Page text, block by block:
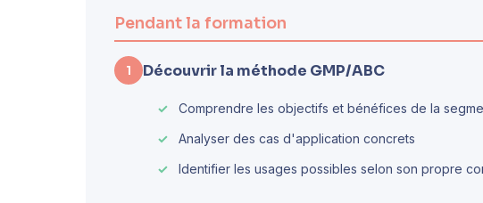
Pendant la formation
1 Découvrir la méthode GMP/ABC
Comprendre les objectifs et bénéfices de la
Analyser des cas d'application concrets
Identifier les usages possibles selon son propre